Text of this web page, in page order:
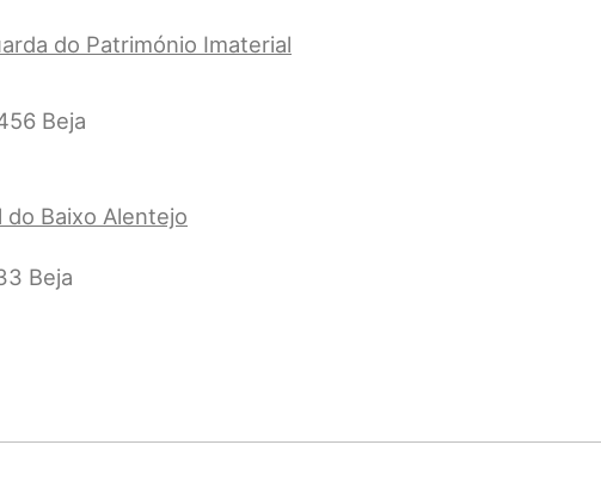
do Património Imaterial
Beja
do Baixo Alentejo
Beja